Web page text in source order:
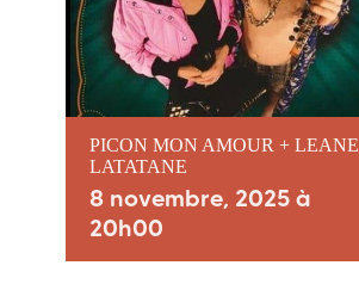
PICON MON AMOUR + LEANE
LATATANE
8 novembre, 2025 à
20h00